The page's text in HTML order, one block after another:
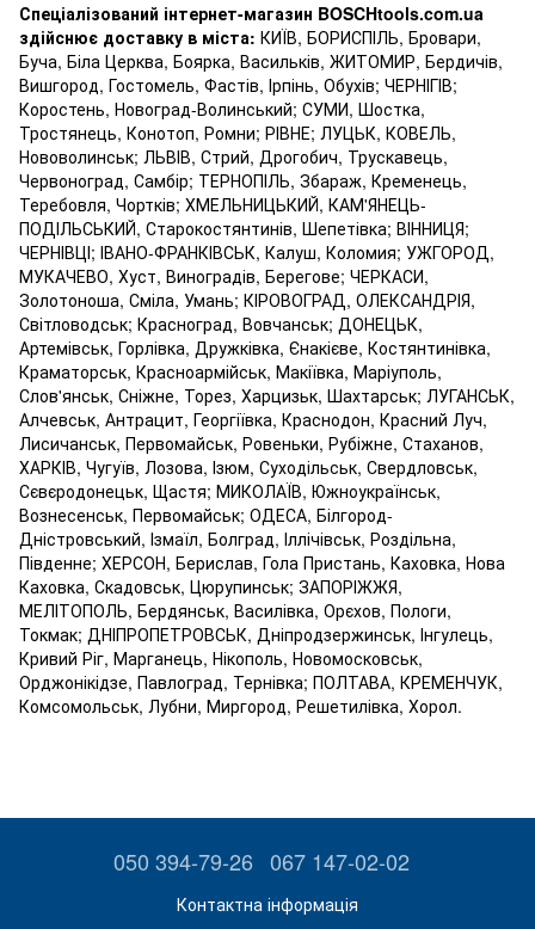
Спеціалізований інтернет-магазин BOSCHtools.com.ua
здійснює доставку в міста: КИЇВ, БОРИСПІЛЬ, Бровари,
Буча, Біла Церква, Боярка, Васильків, ЖИТОМИР, Бердичів,
Вишгород, Гостомель, Фастів, Ірпінь, Обухів; ЧЕРНІГІВ;
Коростень, Новоград-Волинський; СУМИ, Шостка,
Тростянець, Конотоп, Ромни; РІВНЕ; ЛУЦЬК, КОВЕЛЬ,
Нововолинськ; ЛЬВІВ, Стрий, Дрогобич, Трускавець,
Червоноград, Самбір; ТЕРНОПІЛЬ, Збараж, Кременець,
Теребовля, Чортків; ХМЕЛЬНИЦЬКИЙ, КАМ'ЯНЕЦЬ-
ПОДІЛЬСЬКИЙ, Старокостянтинів, Шепетівка; ВІННИЦЯ;
ЧЕРНІВЦІ; ІВАНО-ФРАНКІВСЬК, Калуш, Коломия; УЖГОРОД,
МУКАЧЕВО, Хуст, Виноградів, Берегове; ЧЕРКАСИ,
Золотоноша, Сміла, Умань; КІРОВОГРАД, ОЛЕКСАНДРІЯ,
Світловодськ; Красноград, Вовчанськ; ДОНЕЦЬК,
Артемівськ, Горлівка, Дружківка, Єнакієве, Костянтинівка,
Краматорськ, Красноармійськ, Макіївка, Маріуполь,
Слов'янськ, Сніжне, Торез, Харцизьк, Шахтарськ; ЛУГАНСЬК,
Алчевськ, Антрацит, Георгіївка, Краснодон, Красний Луч,
Лисичанськ, Первомайськ, Ровеньки, Рубіжне, Стаханов,
ХАРКІВ, Чугуїв, Лозова, Ізюм, Суходільськ, Свердловськ,
Сєвєродонецьк, Щастя; МИКОЛАЇВ, Южноукраїнськ,
Вознесенськ, Первомайськ; ОДЕСА, Білгород-
Дністровський, Ізмаїл, Болград, Іллічівськ, Роздільна,
Південне; ХЕРСОН, Берислав, Гола Пристань, Каховка, Нова
Каховка, Скадовськ, Цюрупинськ; ЗАПОРІЖЖЯ,
МЕЛІТОПОЛЬ, Бердянськ, Василівка, Орєхов, Пологи,
Токмак; ДНІПРОПЕТРОВСЬК, Дніпродзержинськ, Інгулець,
Кривий Ріг, Марганець, Нікополь, Новомосковськ,
Орджонікідзе, Павлоград, Тернівка; ПОЛТАВА, КРЕМЕНЧУК,
Комсомольськ, Лубни, Миргород, Решетилівка, Хорол.
050 394-79-26 067 147-02-02
Контактна інформація